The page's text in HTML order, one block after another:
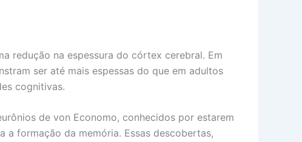
redução na espessura do córtex cerebral. Em
ser até mais espessas do que em adultos
cognitivas.
de von Economo, conhecidos por estarem
a formação da memória. Essas descobertas,